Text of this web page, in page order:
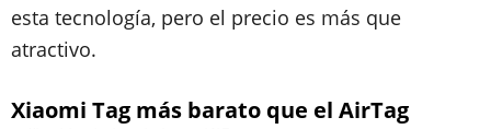
esta tecnología, pero el precio es más que
atractivo.
Xiaomi Tag más barato que el AirTag